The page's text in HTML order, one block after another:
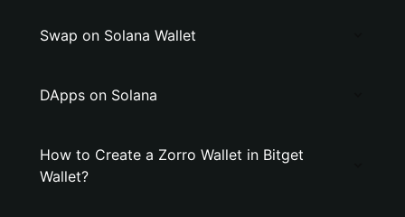
Swap on Solana Wallet
DApps on Solana
How to Create a Zorro Wallet in Bitget
Wallet?